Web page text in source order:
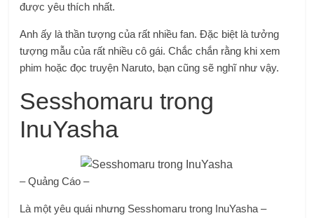
được yêu thích nhất.
Anh ấy là thần tượng của rất nhiều fan. Đặc biệt là tưởng
tượng mẫu của rất nhiều cô gái. Chắc chắn rằng khi xem
phim hoặc đọc truyện Naruto, bạn cũng sẽ nghĩ như vậy.
Sesshomaru trong
InuYasha
– Quảng Cáo –
Là một yêu quái nhưng Sesshomaru trong InuYasha –